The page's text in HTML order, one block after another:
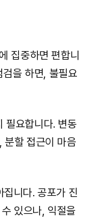
집중하면 편합니
검을 하면, 불필요
필요합니다. 변동
분할 접근이 마음
니다. 공포가 진
있으나, 익절을